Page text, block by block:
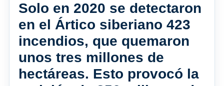
Solo en 2020 se detectaron
en el Ártico siberiano 423
incendios, que quemaron
unos tres millones de
hectáreas. Esto provocó la